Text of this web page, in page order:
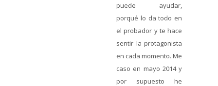
puede ayudar,
porqué lo da todo en
el probador y te hace
sentir la protagonista
en cada momento. Me
caso en mayo 2014 y
por supuesto he